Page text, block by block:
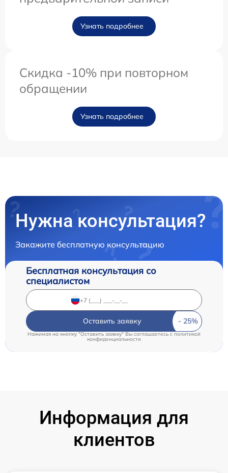
Узнать подробнее
Скидка -10% при повторном
обращении
Узнать подробнее
Нужна консультация?
Закажите бесплатную консультацию
Бесплатная консультация со
специалистом
Оставить заявку
Нажимая на кнопку "Оставить заявку" Вы соглашаетесь c политикой
конфиденциальности
Информация для
клиентов